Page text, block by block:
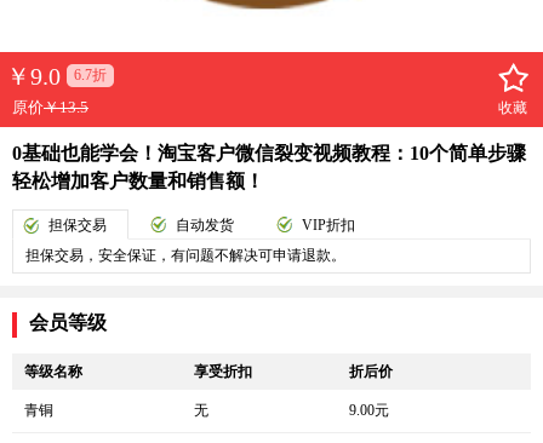
￥9.0 6.7折
原价￥13.5 收藏
0基础也能学会！淘宝客户微信裂变视频教程：10个简单步骤
轻松增加客户数量和销售额！
担保交易 自动发货
VIP折扣
担保交易，安全保证，有问题不解决可申请退款。
会员等级
等级名称 享受折扣 折后价
青铜 无 9.00元